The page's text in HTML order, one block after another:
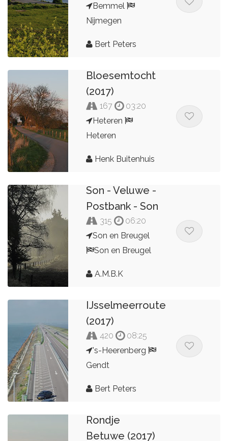
Bemmel
Nijmegen
Bert Peters
Bloesemtocht
(2017)
167
03:20
Heteren
Heteren
Henk Buitenhuis
Son - Veluwe -
Postbank - Son
315
06:20
Son en Breugel
Son en Breugel
A.M.B.K
IJsselmeerroute
(2017)
420
08:25
's-Heerenberg
Gendt
Bert Peters
Rondje
Betuwe (2017)